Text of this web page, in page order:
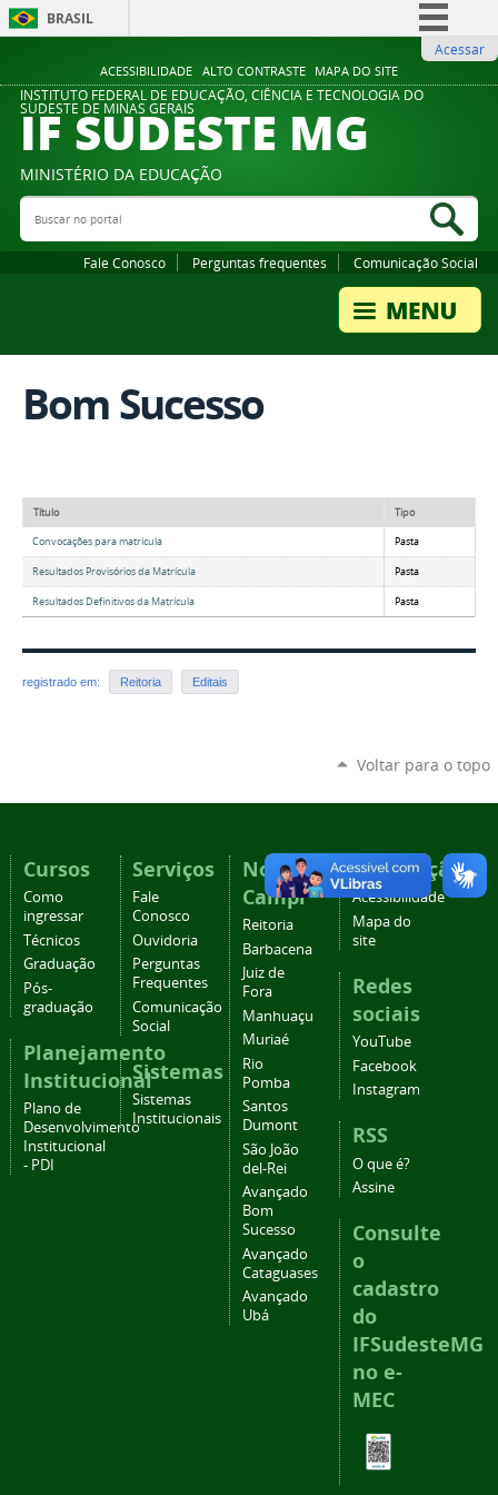
ACESSIBILIDADE ALTO CONTRASTE MAPA DO SITE
BRASIL
Comunica BR
Participe
Legislação
Acessar
INSTITUTO FEDERAL DE EDUCAÇÃO, CIÊNCIA E TECNOLOGIA DO
SUDESTE DE MINAS GERAIS
IF SUDESTE MG
MINISTÉRIO DA EDUCAÇÃO
Buscar no portal
Fale Conosco Perguntas frequentes Comunicação Social
Bom Sucesso
Título Tipo
Convocações para matrícula Pasta
Resultados Provisórios da Matrícula Pasta
Resultados Definitivos da Matrícula Pasta
registrado em: Reitoria Editais
Voltar para o topo
Cursos
Como
ingressar
Técnicos
Graduação
Pós-
graduação
Planejamento
Institucional
Plano de
Desenvolvimento
Institucional
- PDI
Serviços
Fale
Conosco
Ouvidoria
Perguntas
Frequentes
Comunicação
Social
Sistemas
Sistemas
Institucionais
Nossos
Campi
Reitoria
Barbacena
Juiz de
Fora
Manhuaçu
Muriaé
Rio
Pomba
Santos
Dumont
São João
del-Rei
Avançado
Bom
Sucesso
Avançado
Cataguases
Avançado
Ubá
Navegação
Acessibilidade
Mapa do
site
Redes
sociais
YouTube
Facebook
Instagram
RSS
O que é?
Assine
Consulte
o
cadastro
do
IFSudesteMG
no e-
MEC